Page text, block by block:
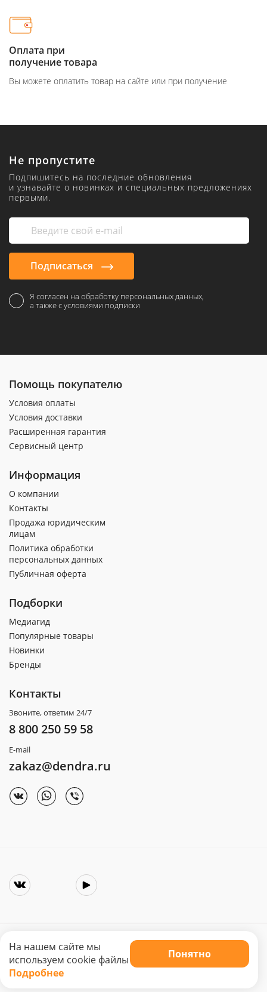
Оплата при
получение товара
Вы можете оплатить товар на сайте или при получение
Не пропустите
Подпишитесь на последние обновления
и узнавайте о новинках и специальных предложениях
первыми.
Подписаться
Я согласен на обработку персональных данных,
а также с условиями подписки
Помощь покупателю
Условия оплаты
Условия доставки
Расширенная гарантия
Сервисный центр
Информация
О компании
Контакты
Продажа юридическим
лицам
Политика обработки
персональных данных
Публичная оферта
Подборки
Медиагид
Популярные товары
Новинки
Бренды
Контакты
Звоните, ответим 24/7
8 800 250 59 58
E-mail
zakaz@dendra.ru
Copyright © 2025. Интернет-магазин «Dendra»
Не является публичной офертой. Цена может меняться.
На нашем сайте мы
используем cookie файлы
Подробнее
Понятно